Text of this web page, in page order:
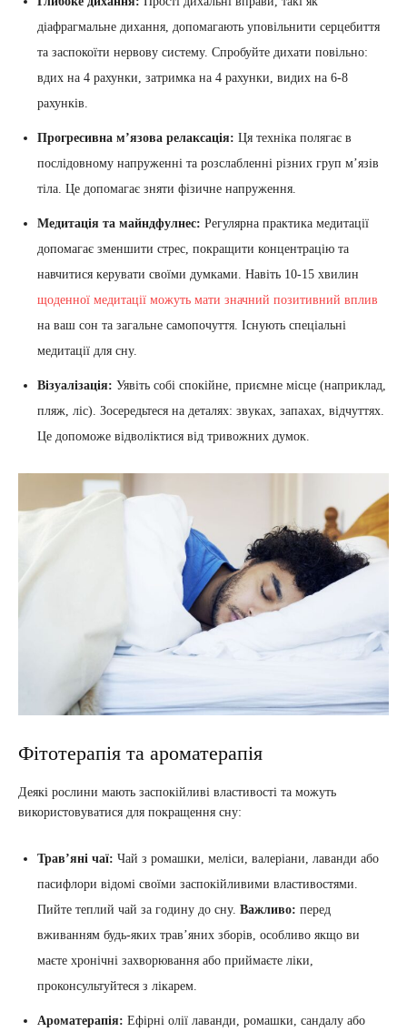
діафрагмальне дихання, допомагають уповільнити серцебиття
та заспокоїти нервову систему. Спробуйте дихати повільно:
вдих на 4 рахунки, затримка на 4 рахунки, видих на 6-8
рахунків.
Прогресивна м’язова релаксація: Ця техніка полягає в
послідовному напруженні та розслабленні різних груп м’язів
тіла. Це допомагає зняти фізичне напруження.
Медитація та майндфулнес: Регулярна практика медитації
допомагає зменшити стрес, покращити концентрацію та
навчитися керувати своїми думками. Навіть 10-15 хвилин
щоденної медитації можуть мати значний позитивний вплив
на ваш сон та загальне самопочуття. Існують спеціальні
медитації для сну.
Візуалізація: Уявіть собі спокійне, приємне місце (наприклад,
пляж, ліс). Зосередьтеся на деталях: звуках, запахах, відчуттях.
Це допоможе відволіктися від тривожних думок.
Фітотерапія та ароматерапія
Деякі рослини мають заспокійливі властивості та можуть
використовуватися для покращення сну:
Трав’яні чаї: Чай з ромашки, меліси, валеріани, лаванди або
пасифлори відомі своїми заспокійливими властивостями.
Пийте теплий чай за годину до сну. Важливо: перед
вживанням будь-яких трав’яних зборів, особливо якщо ви
маєте хронічні захворювання або приймаєте ліки,
проконсультуйтеся з лікарем.
Ароматерапія: Ефірні олії лаванди, ромашки, сандалу або